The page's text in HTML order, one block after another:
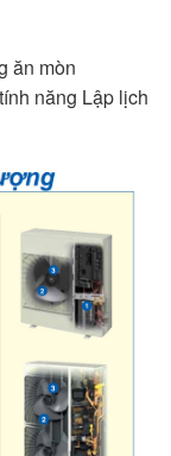
ăn mòn
năng Lập lịch